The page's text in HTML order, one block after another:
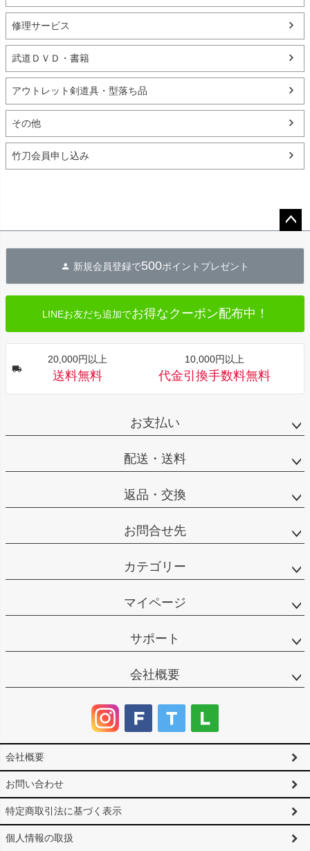
修理サービス
武道ＤＶＤ・書籍
アウトレット剣道具・型落ち品
その他
竹刀会員申し込み
へ
新規会員登録で500ポイントプレゼント
LINEお友だち追加でお得なクーポン配布中！
20,000円以上
送料無料
10,000円以上
代金引換手数料無料
お支払い
配送・送料
返品・交換
お問合せ先
カテゴリー
マイページ
サポート
会社概要
会社概要
お問い合わせ
特定商取引法に基づく表示
個人情報の取扱